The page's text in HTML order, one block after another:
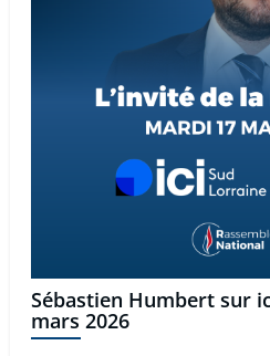
Sébastien Humbert sur
mars 2026